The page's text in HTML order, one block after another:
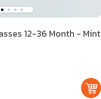
12-36 Month - Mint